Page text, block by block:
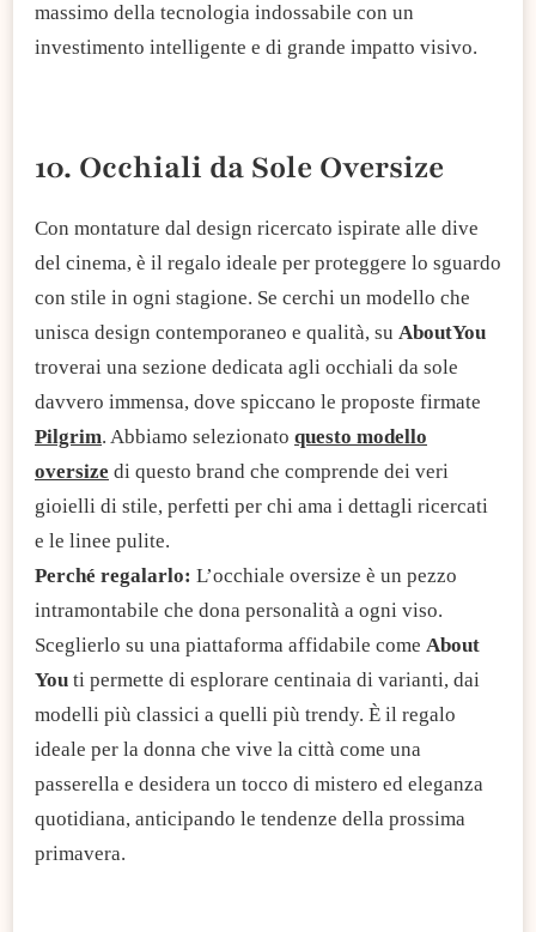
massimo della tecnologia indossabile con un
investimento intelligente e di grande impatto visivo.
10. Occhiali da Sole Oversize
Con montature dal design ricercato ispirate alle dive
del cinema, è il regalo ideale per proteggere lo sguardo
con stile in ogni stagione. Se cerchi un modello che
unisca design contemporaneo e qualità, su AboutYou
troverai una sezione dedicata agli occhiali da sole
davvero immensa, dove spiccano le proposte firmate
Pilgrim. Abbiamo selezionato questo modello
oversize di questo brand che comprende dei veri
gioielli di stile, perfetti per chi ama i dettagli ricercati
e le linee pulite.
Perché regalarlo: L’occhiale oversize è un pezzo
intramontabile che dona personalità a ogni viso.
Sceglierlo su una piattaforma affidabile come About
You ti permette di esplorare centinaia di varianti, dai
modelli più classici a quelli più trendy. È il regalo
ideale per la donna che vive la città come una
passerella e desidera un tocco di mistero ed eleganza
quotidiana, anticipando le tendenze della prossima
primavera.